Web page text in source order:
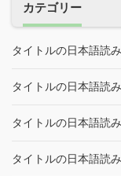
カテゴリー
タイトルの日本語読
タイトルの日本語読
タイトルの日本語読
タイトルの日本語読